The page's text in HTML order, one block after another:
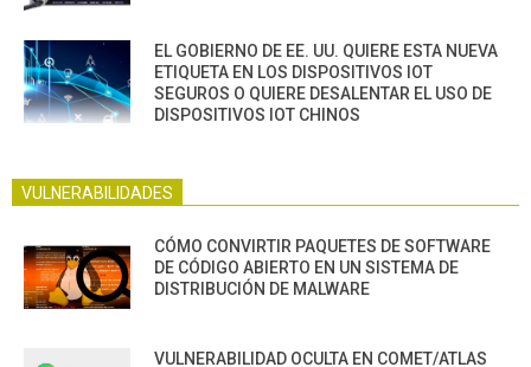
EL GOBIERNO DE EE. UU. QUIERE ESTA NUEVA
ETIQUETA EN LOS DISPOSITIVOS IOT
SEGUROS O QUIERE DESALENTAR EL USO DE
DISPOSITIVOS IOT CHINOS
VULNERABILIDADES
CÓMO CONVIRTIR PAQUETES DE SOFTWARE
DE CÓDIGO ABIERTO EN UN SISTEMA DE
DISTRIBUCIÓN DE MALWARE
VULNERABILIDAD OCULTA EN COMET/ATLAS